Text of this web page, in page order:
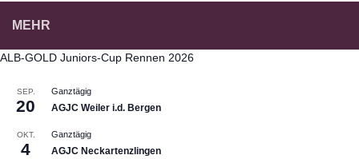
MEHR
ALB-GOLD Juniors-Cup Rennen 2026
SEP.
20
Ganztägig
AGJC Weiler i.d. Bergen
OKT.
4
Ganztägig
AGJC Neckartenzlingen